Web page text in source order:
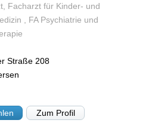
Facharzt für Kinder- und
, FA Psychiatrie und
Straße 208
Zum Profil